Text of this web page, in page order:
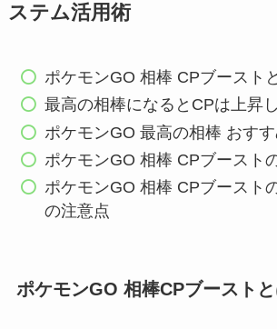
ステム活用術
ポケモンGO 相棒 CPブースト
最高の相棒になるとCPは上昇
ポケモンGO 最高の相棒 おす
ポケモンGO 相棒 CPブースト
ポケモンGO 相棒 CPブースト
の注意点
ポケモンGO 相棒CPブーストと